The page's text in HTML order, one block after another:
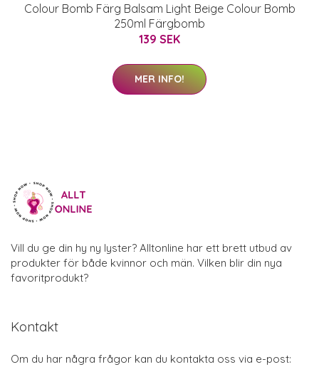
Colour Bomb Färg Balsam Light Beige Colour Bomb
250ml Färgbomb
139 SEK
MER INFO!
Vill du ge din hy ny lyster? Alltonline har ett brett utbud av
produkter för både kvinnor och män. Vilken blir din nya
favoritprodukt?
Kontakt
Om du har några frågor kan du kontakta oss via e-post: